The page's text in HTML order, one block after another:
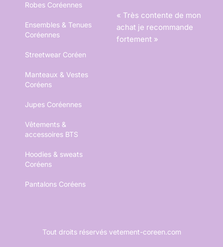
Robes Coréennes
Ensembles & Tenues
Coréennes
Streetwear Coréen
Manteaux & Vestes
Coréens
Jupes Coréennes
Vêtements &
accessoires BTS
Hoodies & sweats
Coréens
Pantalons Coréens
« Très contente de mon
achat je recommande
fortement »
Tout droits réservés vetement-coreen.com